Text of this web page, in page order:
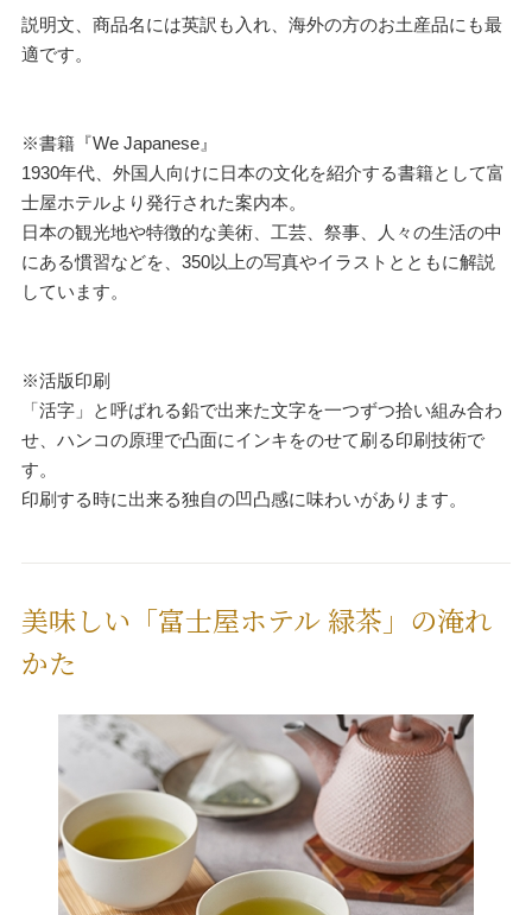
説明文、商品名には英訳も入れ、海外の方のお土産品にも最
適です。
※書籍『We Japanese』
1930年代、外国人向けに日本の文化を紹介する書籍として富
士屋ホテルより発行された案内本。
日本の観光地や特徴的な美術、工芸、祭事、人々の生活の中
にある慣習などを、350以上の写真やイラストとともに解説
しています。
※活版印刷
「活字」と呼ばれる鉛で出来た文字を一つずつ拾い組み合わ
せ、ハンコの原理で凸面にインキをのせて刷る印刷技術で
す。
印刷する時に出来る独自の凹凸感に味わいがあります。
美味しい「富士屋ホテル 緑茶」の淹れ
かた